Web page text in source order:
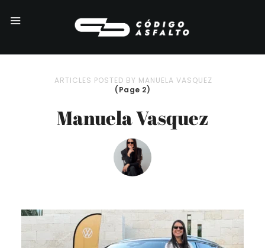
ARTICLES POSTED BY MANUELA VASQUEZ
(Page 2)
Manuela Vasquez